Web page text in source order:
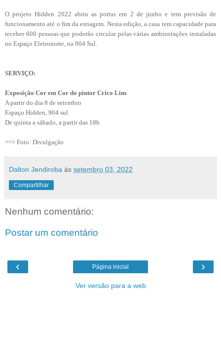
O projeto Hidden 2022 abriu as portas em 2 de junho e tem previsão de
funcionamento até o fim da estiagem. Nesta edição, a casa tem capacidade para
receber 600 pessoas que poderão circular pelas várias ambientações instaladas
no Espaço Eletronorte, na 904 Sul.
SERVIÇO:
Exposição Cor em Cor do pintor Crico Lins
A partir do dia 8 de setembro
Espaço Hidden, 904 sul
De quinta a sábado, a partir das 18h
==> Foto: Divulgação
Dalton Jendiroba às setembro 03, 2022
Compartilhar
Nenhum comentário:
Postar um comentário
‹ ›
Página inicial
Ver versão para a web